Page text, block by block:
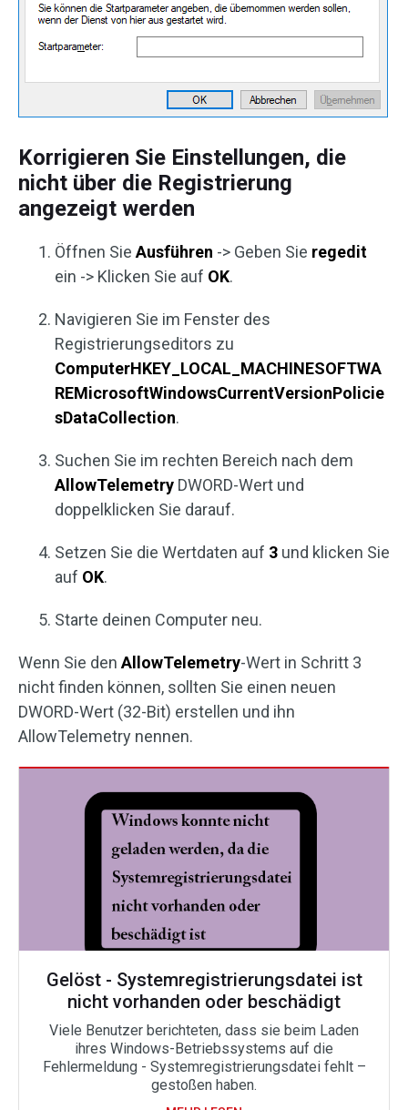
Korrigieren Sie Einstellungen, die
nicht über die Registrierung
angezeigt werden
Öffnen Sie Ausführen -> Geben Sie regedit
ein -> Klicken Sie auf OK.
Navigieren Sie im Fenster des
Registrierungseditors zu
ComputerHKEY_LOCAL_MACHINESOFTWA
REMicrosoftWindowsCurrentVersionPolicie
sDataCollection.
Suchen Sie im rechten Bereich nach dem
AllowTelemetry DWORD-Wert und
doppelklicken Sie darauf.
Setzen Sie die Wertdaten auf 3 und klicken Sie
auf OK.
Starte deinen Computer neu.
Wenn Sie den AllowTelemetry-Wert in Schritt 3
nicht finden können, sollten Sie einen neuen
DWORD-Wert (32-Bit) erstellen und ihn
AllowTelemetry nennen.
Gelöst - Systemregistrierungsdatei ist
nicht vorhanden oder beschädigt
Viele Benutzer berichteten, dass sie beim Laden
ihres Windows-Betriebssystems auf die
Fehlermeldung - Systemregistrierungsdatei fehlt –
gestoßen haben.